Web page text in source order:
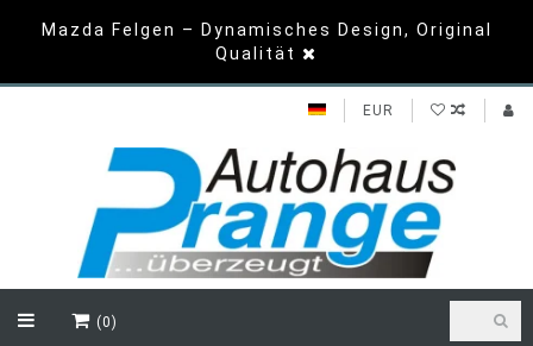
Mazda Felgen – Dynamisches Design, Original
Qualität
EUR
(0)